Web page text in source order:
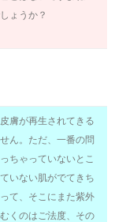
ょうか？
膚が再生されてきる
ん。ただ、一番の問
ちゃっていないとこ
いない肌がでてきち
て、そこにまた紫外
くのはご法度、その